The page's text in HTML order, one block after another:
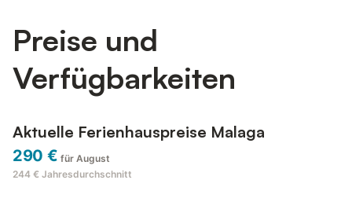
Preise und
Verfügbarkeiten
Aktuelle Ferienhauspreise Malaga
290 € für August
244 € Jahresdurchschnitt